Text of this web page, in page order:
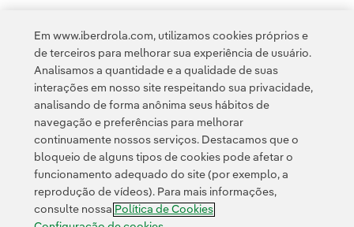
Política de Privacidade Informação legal
Transparência no uso da IA Política de cookies Configuração de cookies
Acessibilidade Canal de denúncias
Em www.iberdrola.com, utilizamos cookies próprios e
de terceiros para melhorar sua experiência de usuário.
Analisamos a quantidade e a qualidade de suas
interações em nosso site respeitando sua privacidade,
analisando de forma anônima seus hábitos de
navegação e preferências para melhorar
continuamente nossos serviços. Destacamos que o
bloqueio de alguns tipos de cookies pode afetar o
funcionamento adequado do site (por exemplo, a
reprodução de vídeos). Para mais informações,
consulte nossa Política de Cookies